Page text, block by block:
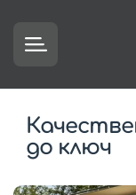
до ключ